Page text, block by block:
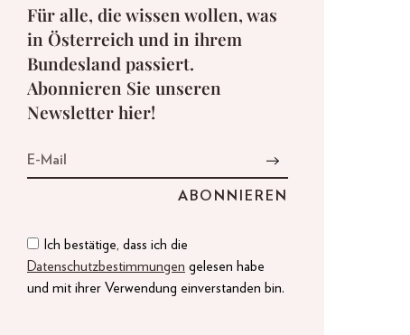
Für alle, die wissen wollen, was
in Österreich und in ihrem
Bundesland passiert.
Abonnieren Sie unseren
Newsletter hier!
Ich bestätige, dass ich die
Datenschutzbestimmungen gelesen habe
und mit ihrer Verwendung einverstanden bin.